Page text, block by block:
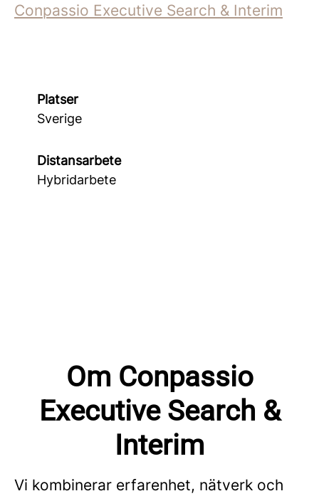
Conpassio Executive Search & Interim
Platser
Sverige
Distansarbete
Hybridarbete
Om Conpassio
Executive Search &
Interim
Vi kombinerar erfarenhet, nätverk och